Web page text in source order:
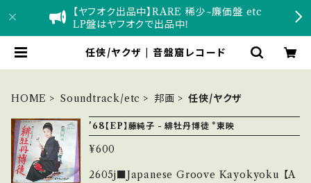
【ヤフオク出品中】RARE 稀少~廉価盤 etc
LP盤はヤフオクで出品中！
任侠/ヤクザ | 音盤窟レコード
HOME Soundtrack/etc 邦画 任侠/ヤクザ
'68【EP】藤純子 - 緋牡丹博徒 *東映
¥600
2605j■Japanese Groove Kayokyoku 【A